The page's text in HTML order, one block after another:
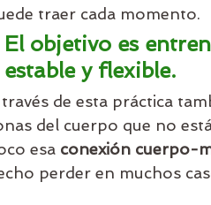
traer cada momento.
El objetivo es
estable y flexible.
de esta práctica
del cuerpo que no
esa conexión cuerpo-
perder en muchos